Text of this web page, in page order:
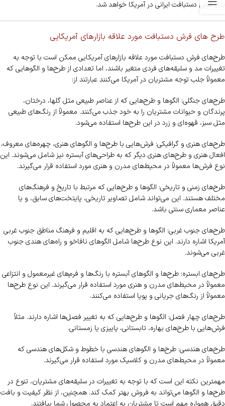
بازار فرش دستبافت ایرانی در آمریکا خواهد شد.
طرح های فرش دستبافت مورد علاقه بازارهای آمریکایی
طرح‌های فرش دستبافت مورد علاقه بازارهای آمریکایی ممکن است با توجه به
تغییرات مد و سلیقه‌های فردی متغیر باشند، اما تعدادی از طرح‌ها و الگوهایی که
معمولاً جلب توجه مشتریان در آمریکا می‌کنند عبارتند از:
طرح‌های جنگلی: الگوها و طرح‌هایی که از عناصر طبیعی مثل گلها، درختان،
پرندگان و حیوانات مشتریان را به خود جذب می‌کنند. معمولاً از رنگ‌های طبیعی
مثل سبز، قهوه‌ای و زرد در این طرح‌ها استفاده می‌شود.
طرح‌های هنری و گرافیکی: فرش‌هایی با طرح‌ها و الگوهای هنری، چهره‌های معروف،
افعال هنری و طرح‌های هنری دیگر که به طراحی‌های آبستره نیز شامل می‌شوند. این
نوع فرش‌ها معمولاً در محیط‌های مدرن و هنری مورد استفاده قرار می‌گیرند.
طرح‌های زمنی و تاریخی: الگوها و طرح‌هایی که مرتبط با تاریخ و فرهنگ‌های
مختلف هستند. این می‌تواند شامل تصاویر تاریخی، پایتخت‌های سابق، و یا
عناصر معماری سنتی باشد.
طرح‌های جنوب غربی: الگوها و طرح‌هایی که به اقلیم و فرهنگ مناطق جنوب غربی
آمریکا اشاره دارند. این نوع طرح‌ها شامل الگوهای نافاخو و راه‌های هندی جنوب
غربی می‌شوند.
طرح‌های ابستره: طرح‌ها و الگوهای آبستره با رنگ‌ها و فرم‌های غیرمعمول و انتزاعی
معمولاً در محیط‌های مدرن و هنری مورد استفاده قرار می‌گیرند. این نوع طرح‌ها
معمولاً از رنگ‌های جریانی و پویا استفاده می‌کنند.
طرح‌های چهار فصل: الگوها و طرح‌هایی که به تغییر فصل‌ها اشاره دارند. مثلاً
فرش‌هایی با طرح‌های بهاره، تابستانی، پاییزی یا زمستانی.
طرح‌های هندسی: طرح‌ها و الگوهای هندسی با خطوط و شکل‌های هندسی که
معمولاً در محیط‌های مدرن و کلاسیک مورد استفاده قرار می‌گیرند.
مهمترین نکته این است که با توجه به تغییرات در سلیقه‌های مشتریان، تنوع در
طرح‌ها و الگوها می‌تواند به فروش بهتر کمک کند. همچنین، از نظر کیفیت و بافت